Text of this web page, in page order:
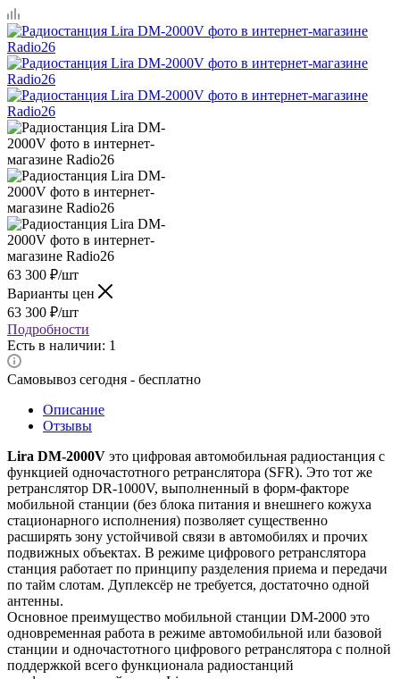
63 300 ₽/шт
Варианты цен
63 300 ₽/шт
Подробности
Есть в наличии: 1
Самовывоз сегодня - бесплатно
Описание
Отзывы
Lira DM-2000V это цифровая автомобильная радиостанция с
функцией одночастотного ретранслятора (SFR). Это тот же
ретранслятор DR-1000V, выполненный в форм-факторе
мобильной станции (без блока питания и внешнего кожуха
стационарного исполнения) позволяет существенно
расширять зону устойчивой связи в автомобилях и прочих
подвижных объектах. В режиме цифрового ретранслятора
станция работает по принципу разделения приема и передачи
по тайм слотам. Дуплексёр не требуется, достаточно одной
антенны.
Основное преимущество мобильной станции DM-2000 это
одновременная работа в режиме автомобильной или базовой
станции и одночастотного цифрового ретранслятора с полной
поддержкой всего функционала радиостанций